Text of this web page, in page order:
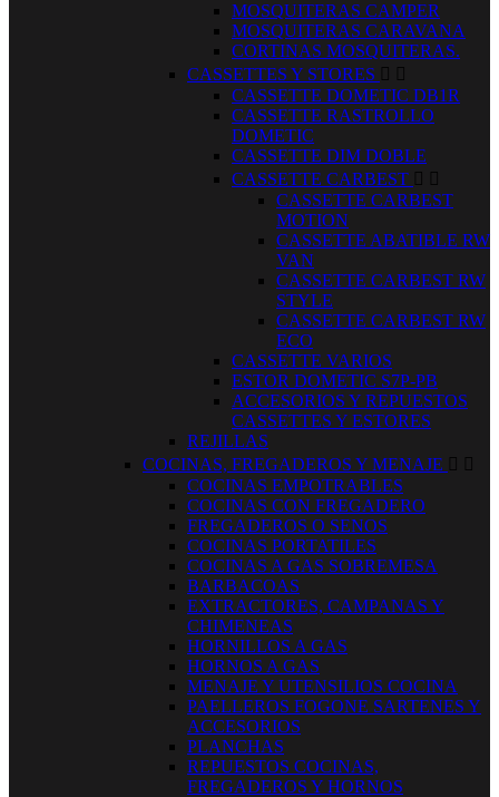
MOSQUITERAS CAMPER
MOSQUITERAS CARAVANA
CORTINAS MOSQUITERAS.
CASSETTES Y STORES  
CASSETTE DOMETIC DB1R
CASSETTE RASTROLLO
DOMETIC
CASSETTE DIM DOBLE
CASSETTE CARBEST  
CASSETTE CARBEST
MOTION
CASSETTE ABATIBLE RW
VAN
CASSETTE CARBEST RW
STYLE
CASSETTE CARBEST RW
ECO
CASSETTE VARIOS
ESTOR DOMETIC S7P-PB
ACCESORIOS Y REPUESTOS
CASSETTES Y ESTORES
REJILLAS
COCINAS, FREGADEROS Y MENAJE  
COCINAS EMPOTRABLES
COCINAS CON FREGADERO
FREGADEROS O SENOS
COCINAS PORTATILES
COCINAS A GAS SOBREMESA
BARBACOAS
EXTRACTORES, CAMPANAS Y
CHIMENEAS
HORNILLOS A GAS
HORNOS A GAS
MENAJE Y UTENSILIOS COCINA
PAELLEROS FOGONE SARTENES Y
ACCESORIOS
PLANCHAS
REPUESTOS COCINAS,
FREGADEROS Y HORNOS